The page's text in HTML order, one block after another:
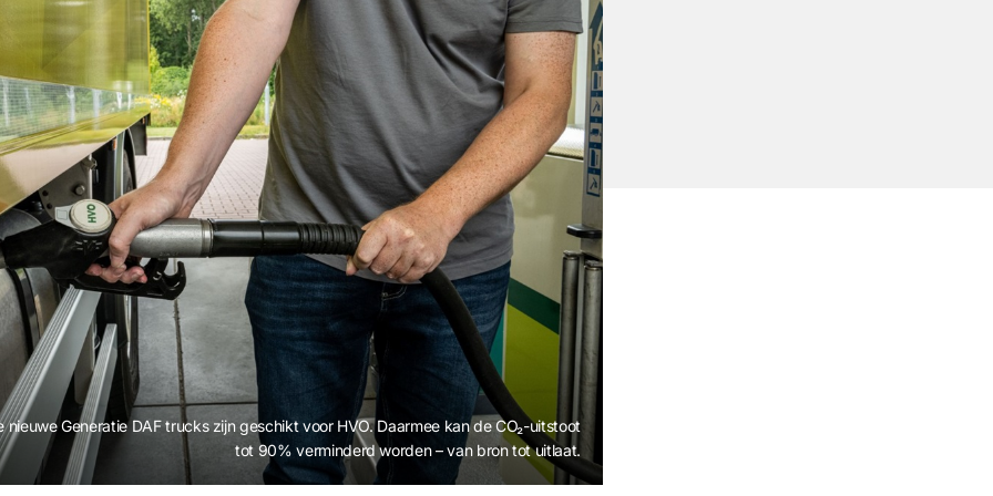
nieuwe Generatie DAF trucks zijn geschikt voor HVO. Daarmee kan de CO₂-uitstoot
tot 90% verminderd worden – van bron tot uitlaat.